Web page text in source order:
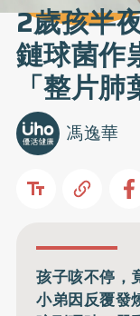
2歲孩半
鏈球菌作
「整片肺
馮逸華
孩子咳不停，
小弟因反覆發